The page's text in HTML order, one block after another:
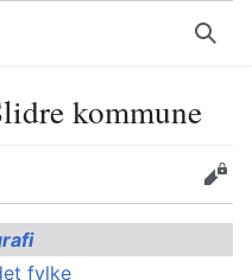
Søk
kommune
Rediger
fylke